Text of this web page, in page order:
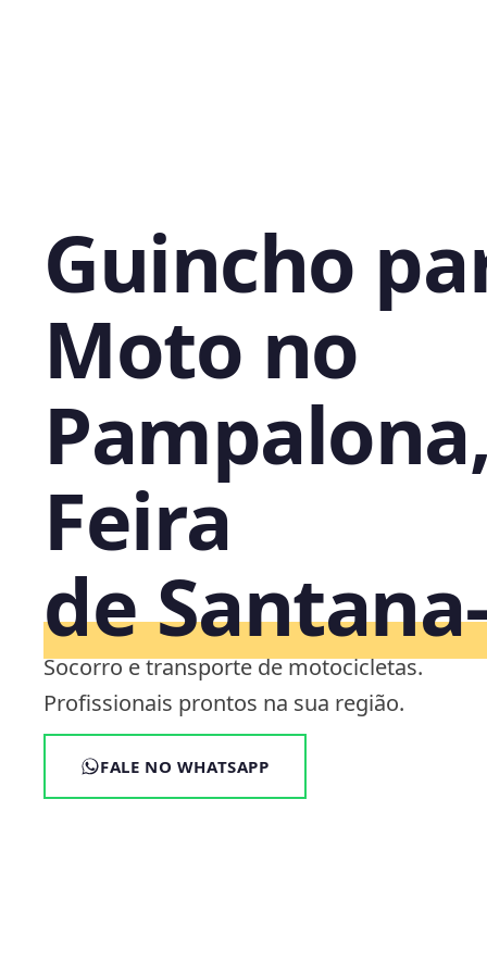
Guincho
Moto no
Feira
de
Socorro e transporte de motocicletas.
Profissionais prontos na sua região.
FALE NO WHATSAPP